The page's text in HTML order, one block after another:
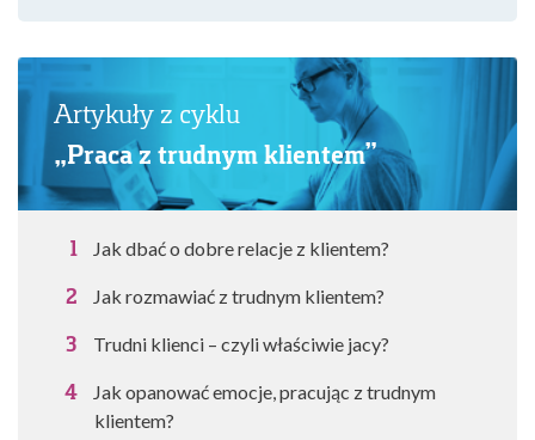
Artykuły z cyklu
„Praca z trudnym klientem”
Jak dbać o dobre relacje z klientem?
Jak rozmawiać z trudnym klientem?
Trudni klienci – czyli właściwie jacy?
Jak opanować emocje, pracując z trudnym
klientem?